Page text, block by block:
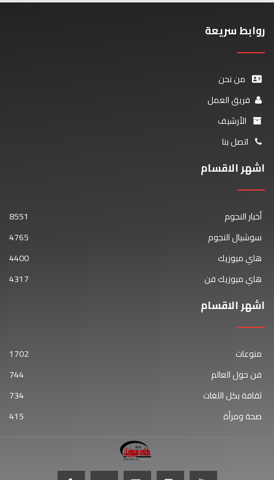
روابط سريعة
من نحن
فريق العمل
الأرشيف
اتصل بنا
اشهر الاقسام
أخبار النجوم
8551
سوشيال النجوم
4765
هاي ميوزيك
4400
هاي ميوزيك فن
4317
اشهر الاقسام
منوعات
1702
فن حول العالم
744
ثقافة بكل اللغات
734
صحة ومرأة
415